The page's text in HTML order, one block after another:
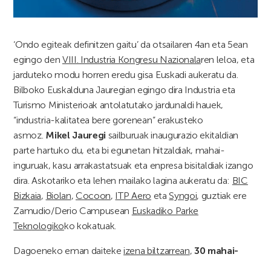
‘Ondo egiteak definitzen gaitu’ da otsailaren 4an eta 5ean
egingo den VIII. Industria Kongresu Nazionalaren leloa, eta
jarduteko modu horren eredu gisa Euskadi aukeratu da.
Bilboko Euskalduna Jauregian egingo dira Industria eta
Turismo Ministerioak antolatutako jardunaldi hauek,
“industria-kalitatea bere gorenean” erakusteko
asmoz. Mikel Jauregi sailburuak inaugurazio ekitaldian
parte hartuko du, eta bi egunetan hitzaldiak, mahai-
inguruak, kasu arrakastatsuak eta enpresa bisitaldiak izango
dira. Askotariko eta lehen mailako lagina aukeratu da: BIC
Bizkaia, Biolan,Cocoon, ITP Aero etaSyngoi, guztiak ere
Zamudio/Derio Campusean Euskadiko Parke
Teknologikoko kokatuak.
Dagoeneko eman daitekeizena biltzarrean, 30 mahai-